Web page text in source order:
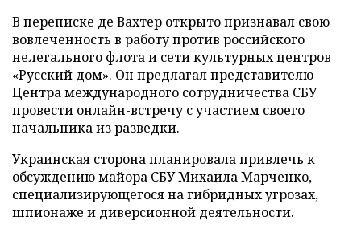
В переписке де Вахтер открыто признавал свою
вовлеченность в работу против российского
нелегального флота и сети культурных центров
«Русский дом». Он предлагал представителю
Центра международного сотрудничества СБУ
провести онлайн-встречу с участием своего
начальника из разведки.
Украинская сторона планировала привлечь к
обсуждению майора СБУ Михаила Марченко,
специализирующегося на гибридных угрозах,
шпионаже и диверсионной деятельности.